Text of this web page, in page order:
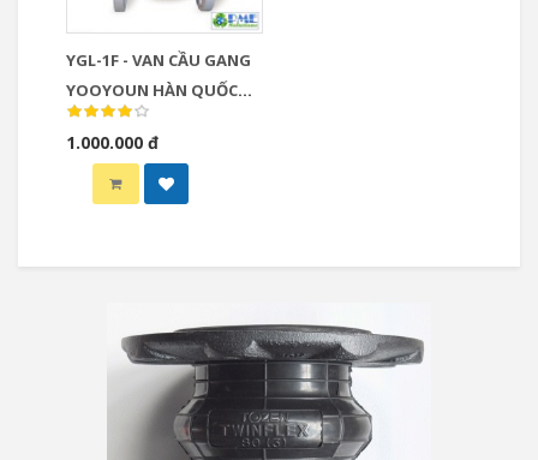
YGL-1F - VAN CẦU GANG
YOOYOUN HÀN QUỐC
MODEL: YGL-1F
1.000.000 đ